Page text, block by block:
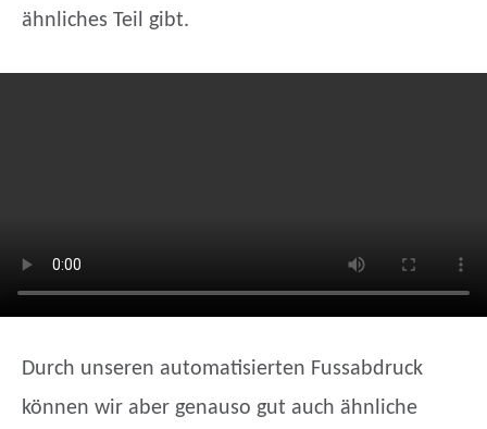
ähnliches Teil gibt.
Durch unseren automatisierten Fussabdruck
können wir aber genauso gut auch ähnliche